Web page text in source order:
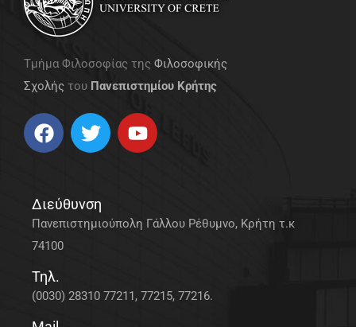
Τμήμα Φιλοσοφίας της Φιλοσοφικής
Σχολής του Πανεπιστημίου Κρήτης
Διεύθυνση
Πανεπιστημιούπολη Γάλλου Ρέθυμνο, Κρήτη τ.κ
74100
Τηλ.
(0030) 28310 77211, 77215, 77216.